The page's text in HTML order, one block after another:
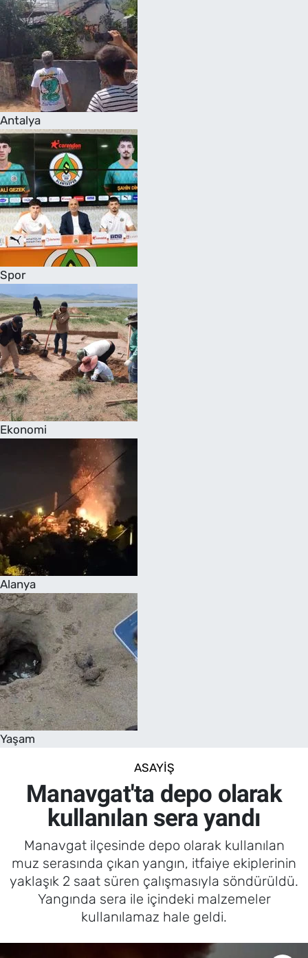
Antalya
Spor
Ekonomi
Alanya
Yaşam
ASAYIŞ
Manavgat'ta depo olarak
kullanılan sera yandı
Manavgat ilçesinde depo olarak kullanılan
muz serasında çıkan yangın, itfaiye ekiplerinin
yaklaşık 2 saat süren çalışmasıyla söndürüldü.
Yangında sera ile içindeki malzemeler
kullanılamaz hale geldi.